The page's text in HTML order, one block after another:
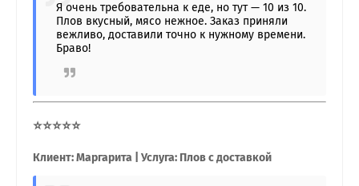
Я очень требовательна к еде, но тут — 10 из 10.
Плов вкусный, мясо нежное. Заказ приняли
вежливо, доставили точно к нужному времени.
Браво!
⭐⭐⭐⭐⭐
Клиент: Маргарита | Услуга: Плов с доставкой